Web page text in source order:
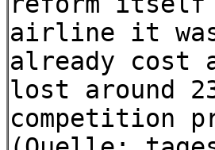
airline it
already cost
lost around
competition